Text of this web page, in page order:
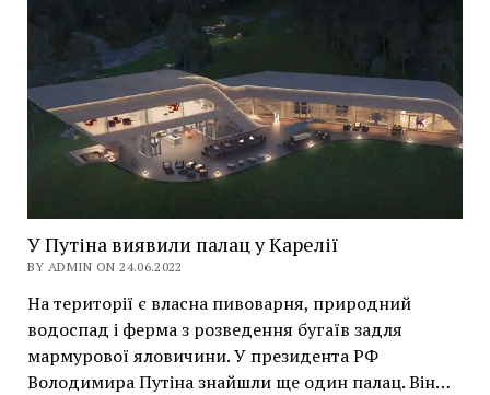
У Путіна виявили палац у Карелії
BY ADMIN ON 24.06.2022
На території є власна пивоварня, природний
водоспад і ферма з розведення бугаїв задля
мармурової яловичини. У президента РФ
Володимира Путіна знайшли ще один палац. Він…